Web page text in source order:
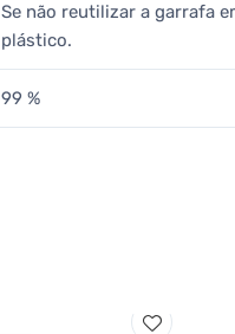
Se não reutilizar a garrafa
plástico.
99 %